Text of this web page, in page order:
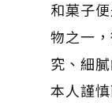
和菓子
物之一
究、細
本人謹